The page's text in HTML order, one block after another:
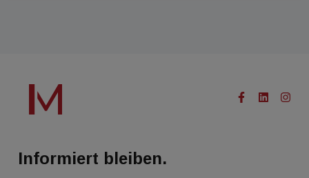
Informiert bleiben.